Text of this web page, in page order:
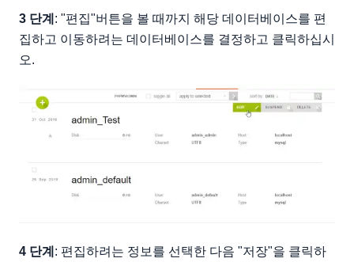
3 단계 : "편집"버튼을 볼 때까지 해당 데이터베이스를 편
집하고 이동하려는 데이터베이스를 결정하고 클릭하십시
오.
4 단계 : 편집하려는 정보를 선택한 다음 "저장"을 클릭하